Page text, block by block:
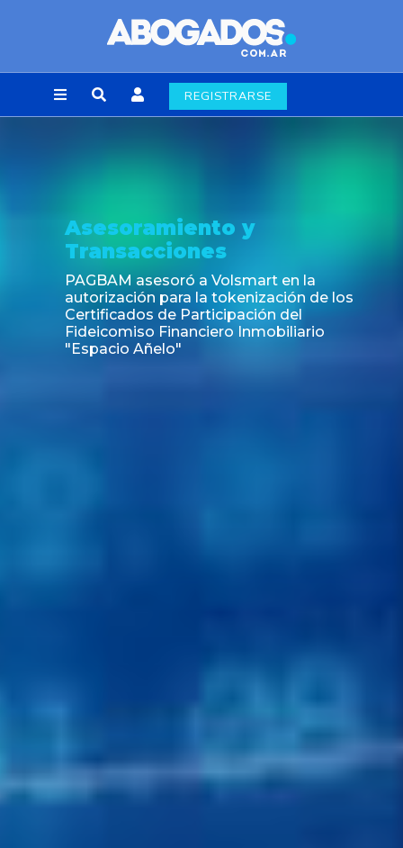
REGISTRARSE
Asesoramiento y
Transacciones
PAGBAM asesoró a Volsmart en la
autorización para la tokenización de los
Certificados de Participación del
Fideicomiso Financiero Inmobiliario
"Espacio Añelo"